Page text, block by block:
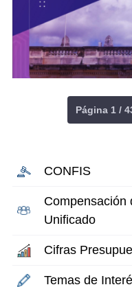
Página 1 /
CONFIS
Compensación
Unificado
Cifras
Temas de